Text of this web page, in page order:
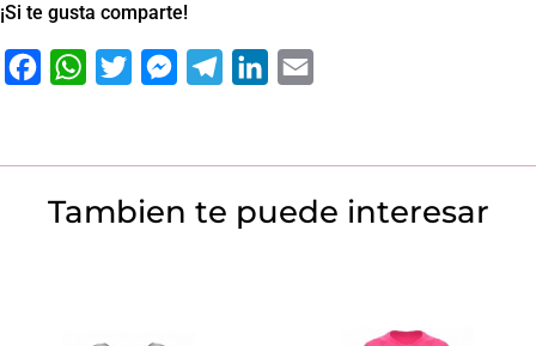
¡Si te gusta comparte!
Tambien te puede interesar